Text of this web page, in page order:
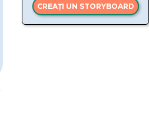
CREAȚI UN STORYBOARD